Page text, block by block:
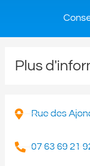
Plus
Rue des
07 63 69 21